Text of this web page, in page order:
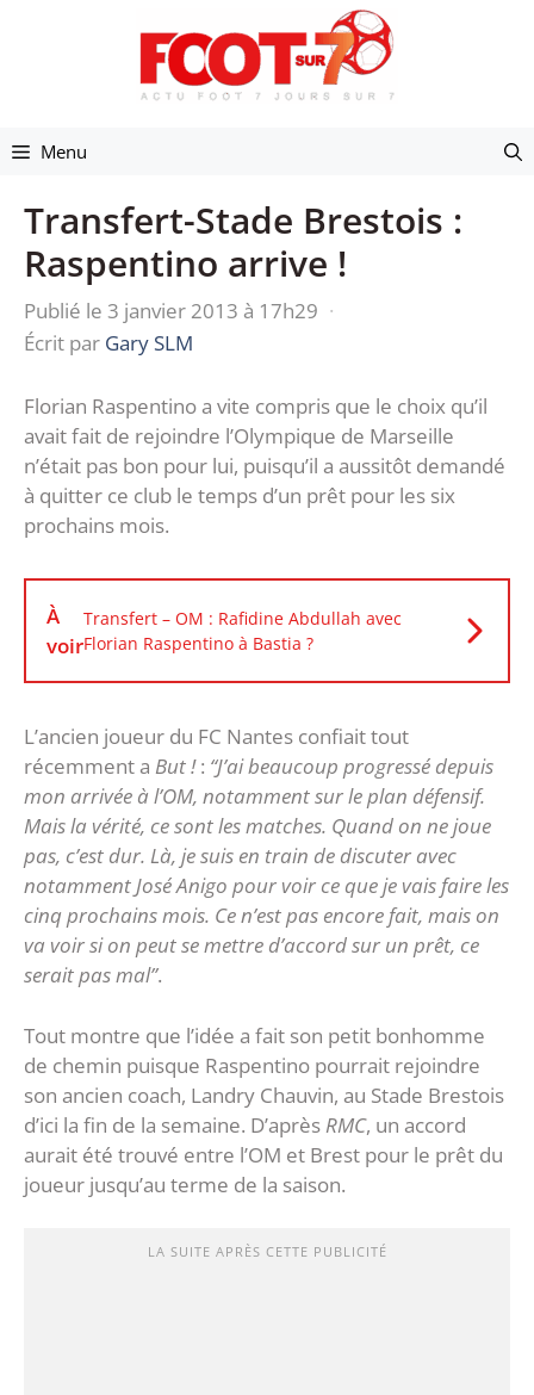
Menu
Transfert-Stade Brestois :
Raspentino arrive !
Publié le 3 janvier 2013 à 17h29 ·
Écrit par Gary SLM
Florian Raspentino a vite compris que le choix qu’il
avait fait de rejoindre l’Olympique de Marseille
n’était pas bon pour lui, puisqu’il a aussitôt demandé
à quitter ce club le temps d’un prêt pour les six
prochains mois.
À
voir
Transfert – OM : Rafidine Abdullah avec
Florian Raspentino à Bastia ?
L’ancien joueur du FC Nantes confiait tout
récemment a But !: “J’ai beaucoup progressé depuis
mon arrivée à l’OM, notamment sur le plan défensif.
Mais la vérité, ce sont les matches. Quand on ne joue
pas, c’est dur. Là, je suis en train de discuter avec
notamment José Anigo pour voir ce que je vais faire les
cinq prochains mois. Ce n’est pas encore fait, mais on
va voir si on peut se mettre d’accord sur un prêt, ce
serait pas mal”.
Tout montre que l’idée a fait son petit bonhomme
de chemin puisque Raspentino pourrait rejoindre
son ancien coach, Landry Chauvin, au Stade Brestois
d’ici la fin de la semaine. D’après RMC, un accord
aurait été trouvé entre l’OM et Brest pour le prêt du
joueur jusqu’au terme de la saison.
LA SUITE APRÈS CETTE PUBLICITÉ